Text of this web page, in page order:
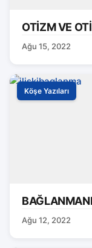
OTİZM VE
Ağu 15, 2022
Köşe Yazıları
Ağu 12, 2022